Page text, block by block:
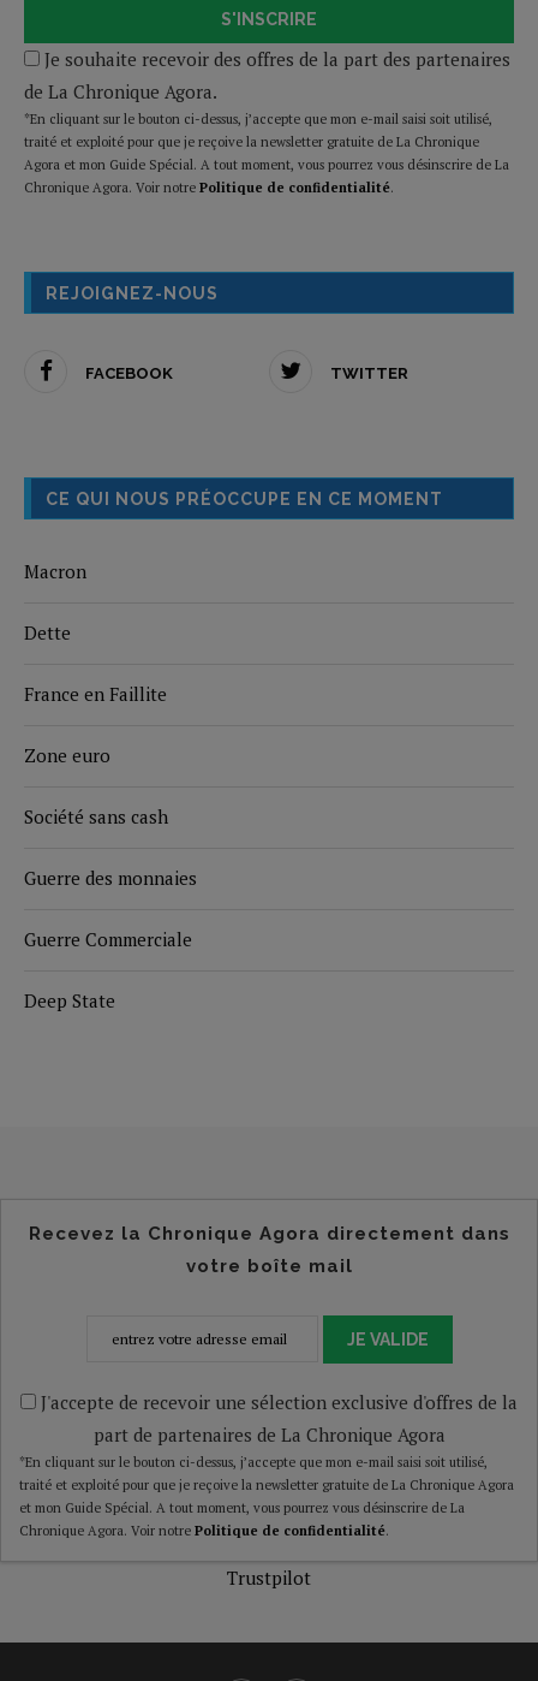
S'INSCRIRE
Je souhaite recevoir des offres de la part des partenaires
de La Chronique Agora.
*En cliquant sur le bouton ci-dessus, j’accepte que mon e-mail saisi soit utilisé,
traité et exploité pour que je reçoive la newsletter gratuite de La Chronique
Agora et mon Guide Spécial. A tout moment, vous pourrez vous désinscrire de La
Chronique Agora. Voir notre Politique de confidentialité.
REJOIGNEZ-NOUS
FACEBOOK TWITTER
CE QUI NOUS PRÉOCCUPE EN CE MOMENT
Macron
Dette
France en Faillite
Zone euro
Société sans cash
Guerre des monnaies
Guerre Commerciale
Deep State
Recevez la Chronique Agora directement dans
votre boîte mail
JE VALIDE
J'accepte de recevoir une sélection exclusive d'offres de la
part de partenaires de La Chronique Agora
*En cliquant sur le bouton ci-dessus, j’accepte que mon e-mail saisi soit utilisé,
traité et exploité pour que je reçoive la newsletter gratuite de La Chronique Agora
et mon Guide Spécial. A tout moment, vous pourrez vous désinscrire de La
Chronique Agora. Voir notre Politique de confidentialité.
Trustpilot